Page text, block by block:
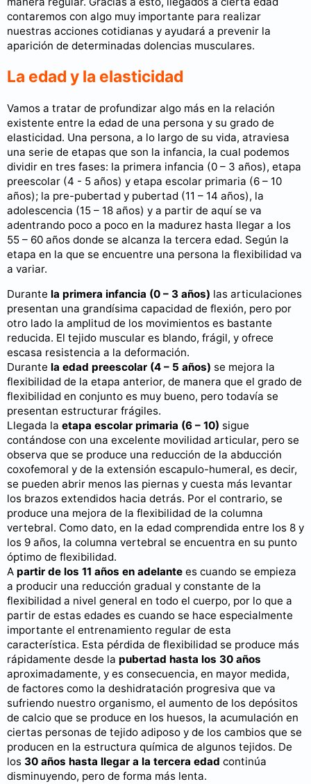
contaremos con algo muy importante para realizar
nuestras acciones cotidianas y ayudará a prevenir la
aparición de determinadas dolencias musculares.
La edad y la elasticidad
Vamos a tratar de profundizar algo más en la relación
existente entre la edad de una persona y su grado de
elasticidad. Una persona, a lo largo de su vida, atraviesa
una serie de etapas que son la infancia, la cual podemos
dividir en tres fases: la primera infancia (0 – 3 años), etapa
preescolar (4 - 5 años) y etapa escolar primaria (6 – 10
años); la pre-pubertad y pubertad (11 – 14 años), la
adolescencia (15 – 18 años) y a partir de aquí se va
adentrando poco a poco en la madurez hasta llegar a los
55 – 60 años donde se alcanza la tercera edad. Según la
etapa en la que se encuentre una persona la flexibilidad va
a variar.
Durante la primera infancia (0 – 3 años) las articulaciones
presentan una grandísima capacidad de flexión, pero por
otro lado la amplitud de los movimientos es bastante
reducida. El tejido muscular es blando, frágil, y ofrece
escasa resistencia a la deformación.
Durante la edad preescolar (4 – 5 años) se mejora la
flexibilidad de la etapa anterior, de manera que el grado de
flexibilidad en conjunto es muy bueno, pero todavía se
presentan estructurar frágiles.
Llegada la etapa escolar primaria (6 – 10) sigue
contándose con una excelente movilidad articular, pero se
observa que se produce una reducción de la abducción
coxofemoral y de la extensión escapulo-humeral, es decir,
se pueden abrir menos las piernas y cuesta más levantar
los brazos extendidos hacia detrás. Por el contrario, se
produce una mejora de la flexibilidad de la columna
vertebral. Como dato, en la edad comprendida entre los 8 y
los 9 años, la columna vertebral se encuentra en su punto
óptimo de flexibilidad.
A partir de los 11 años en adelante es cuando se empieza
a producir una reducción gradual y constante de la
flexibilidad a nivel general en todo el cuerpo, por lo que a
partir de estas edades es cuando se hace especialmente
importante el entrenamiento regular de esta
característica. Esta pérdida de flexibilidad se produce más
rápidamente desde la pubertad hasta los 30 años
aproximadamente, y es consecuencia, en mayor medida,
de factores como la deshidratación progresiva que va
sufriendo nuestro organismo, el aumento de los depósitos
de calcio que se produce en los huesos, la acumulación en
ciertas personas de tejido adiposo y de los cambios que se
producen en la estructura química de algunos tejidos. De
los 30 años hasta llegar a la tercera edad continúa
disminuyendo, pero de forma más lenta.